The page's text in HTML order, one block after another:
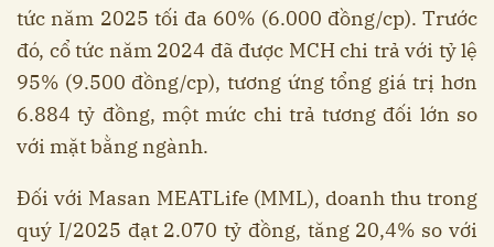
tức năm 2025 tối đa 60% (6.000 đồng/cp). Trước
đó, cổ tức năm 2024 đã được MCH chi trả với tỷ lệ
95% (9.500 đồng/cp), tương ứng tổng giá trị hơn
6.884 tỷ đồng, một mức chi trả tương đối lớn so
với mặt bằng ngành.
Đối với Masan MEATLife (MML), doanh thu trong
quý I/2025 đạt 2.070 tỷ đồng, tăng 20,4% so với